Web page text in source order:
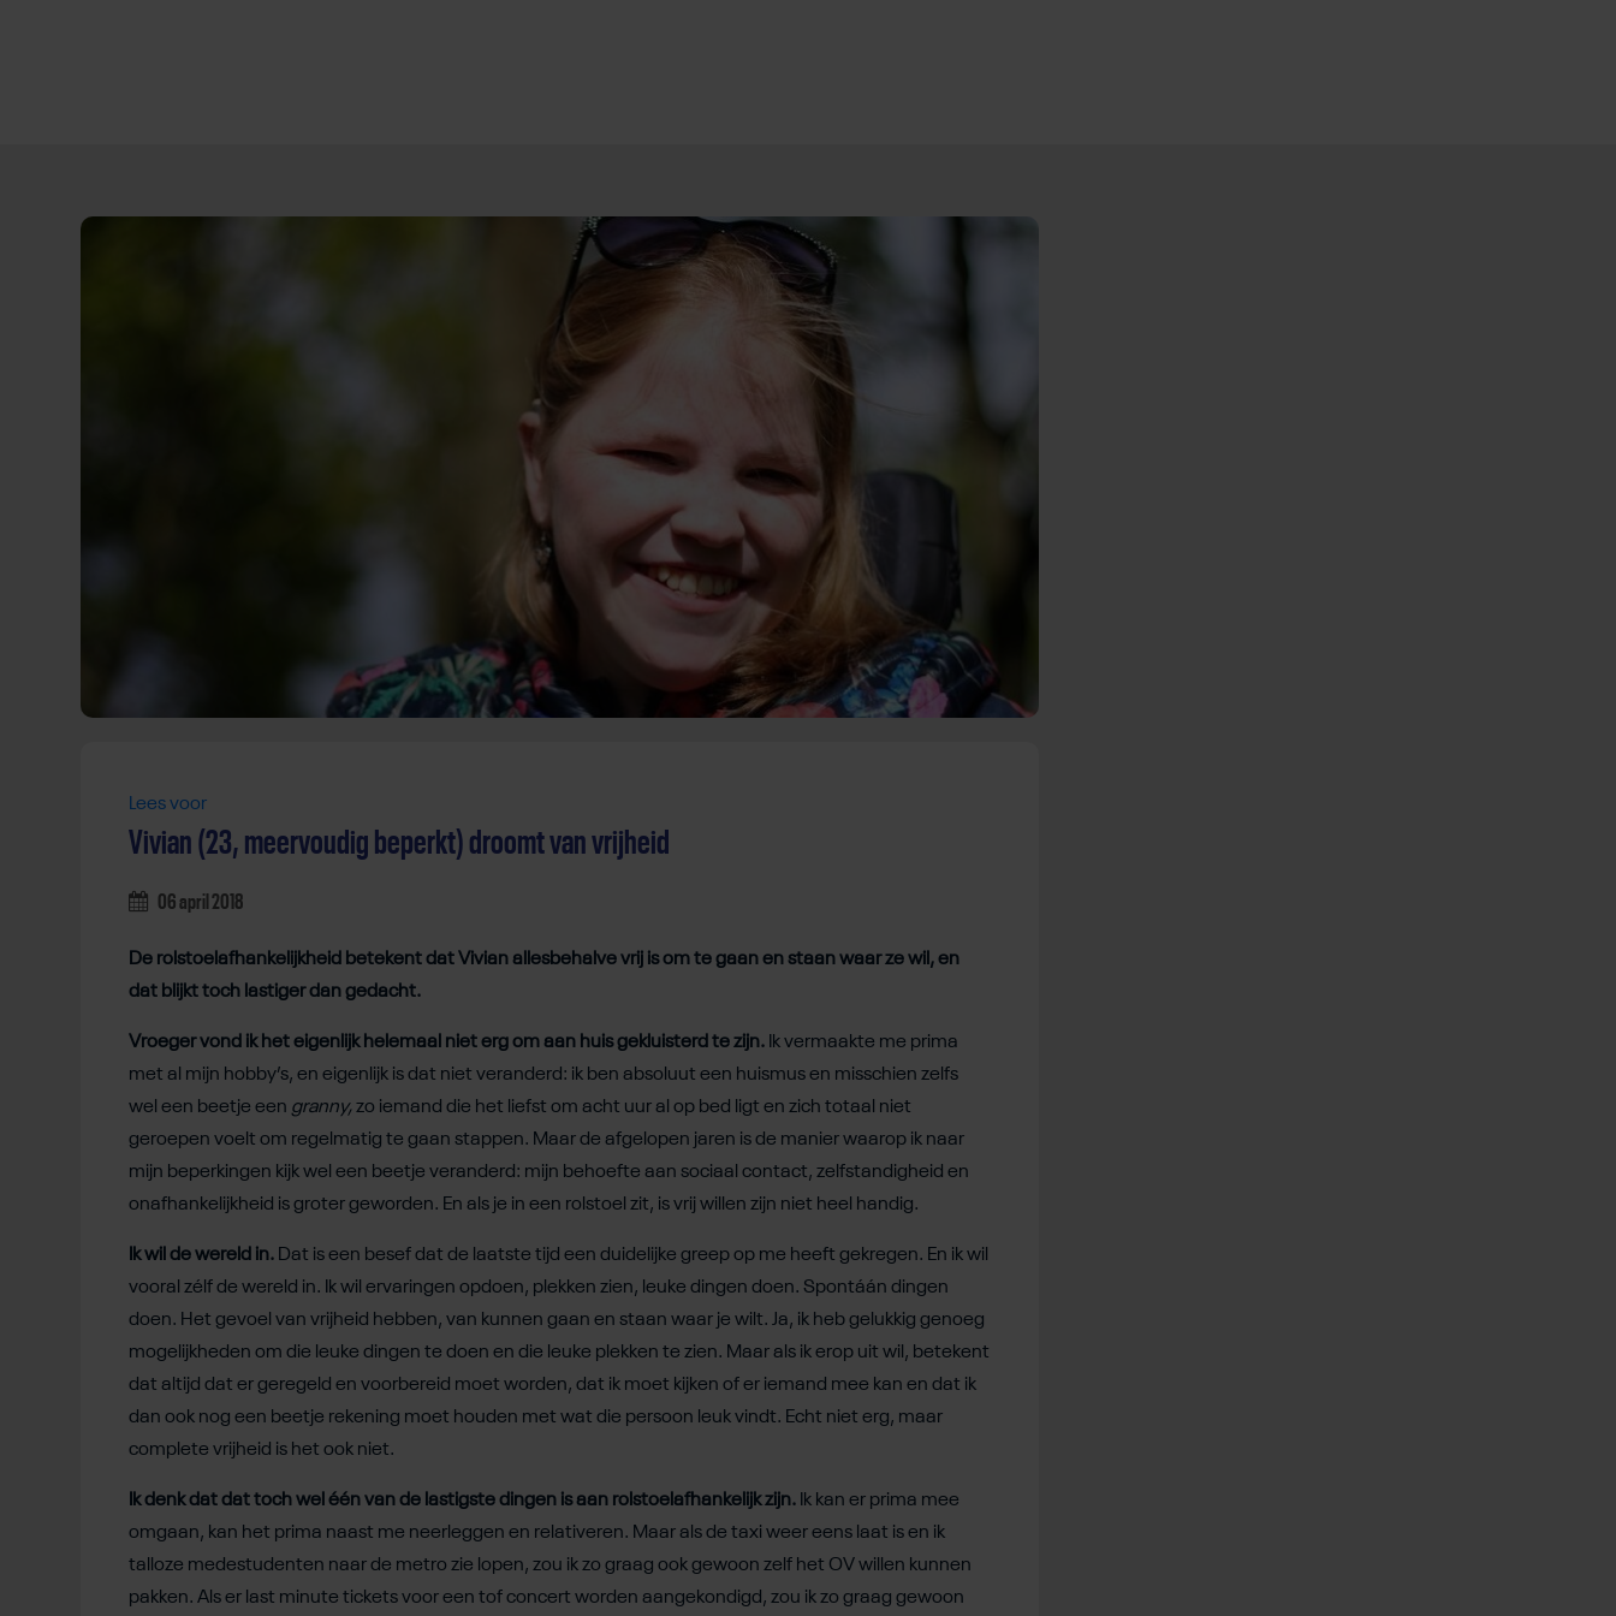
Lees voor
Vivian (23, meervoudig beperkt) droomt van vrijheid
06 april 2018
De rolstoelafhankelijkheid betekent dat Vivian allesbehalve vrij is om te gaan en staan waar ze wil, en
dat blijkt toch lastiger dan gedacht.
Vroeger vond ik het eigenlijk helemaal niet erg om aan huis gekluisterd te zijn. Ik vermaakte me prima
met al mijn hobby’s, en eigenlijk is dat niet veranderd: ik ben absoluut een huismus en misschien zelfs
wel een beetje een granny, zo iemand die het liefst om acht uur al op bed ligt en zich totaal niet
geroepen voelt om regelmatig te gaan stappen. Maar de afgelopen jaren is de manier waarop ik naar
mijn beperkingen kijk wel een beetje veranderd: mijn behoefte aan sociaal contact, zelfstandigheid en
onafhankelijkheid is groter geworden. En als je in een rolstoel zit, is vrij willen zijn niet heel handig.
Ik wil de wereld in. Dat is een besef dat de laatste tijd een duidelijke greep op me heeft gekregen. En ik wil
vooral zélf de wereld in. Ik wil ervaringen opdoen, plekken zien, leuke dingen doen. Spontáán dingen
doen. Het gevoel van vrijheid hebben, van kunnen gaan en staan waar je wilt. Ja, ik heb gelukkig genoeg
mogelijkheden om die leuke dingen te doen en die leuke plekken te zien. Maar als ik erop uit wil, betekent
dat altijd dat er geregeld en voorbereid moet worden, dat ik moet kijken of er iemand mee kan en dat ik
dan ook nog een beetje rekening moet houden met wat die persoon leuk vindt. Echt niet erg, maar
complete vrijheid is het ook niet.
Ik denk dat dat toch wel één van de lastigste dingen is aan rolstoelafhankelijk zijn. Ik kan er prima mee
omgaan, kan het prima naast me neerleggen en relativeren. Maar als de taxi weer eens laat is en ik
talloze medestudenten naar de metro zie lopen, zou ik zo graag ook gewoon zelf het OV willen kunnen
pakken. Als er last minute tickets voor een tof concert worden aangekondigd, zou ik zo graag gewoon